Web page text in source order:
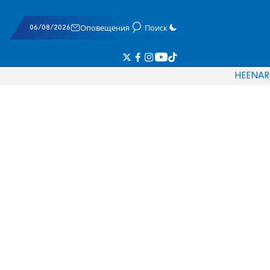
06/08/2026 Оповещения Поиск
HEENAR